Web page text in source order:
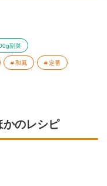
副菜
和風 定番
かのレシピ